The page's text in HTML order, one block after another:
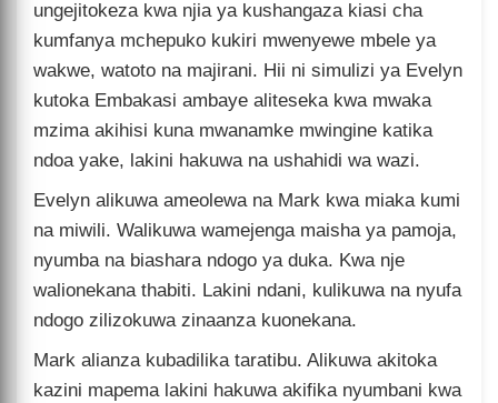
ungejitokeza kwa njia ya kushangaza kiasi cha
kumfanya mchepuko kukiri mwenyewe mbele ya
wakwe, watoto na majirani. Hii ni simulizi ya Evelyn
kutoka Embakasi ambaye aliteseka kwa mwaka
mzima akihisi kuna mwanamke mwingine katika
ndoa yake, lakini hakuwa na ushahidi wa wazi.
Evelyn alikuwa ameolewa na Mark kwa miaka kumi
na miwili. Walikuwa wamejenga maisha ya pamoja,
nyumba na biashara ndogo ya duka. Kwa nje
walionekana thabiti. Lakini ndani, kulikuwa na nyufa
ndogo zilizokuwa zinaanza kuonekana.
Mark alianza kubadilika taratibu. Alikuwa akitoka
kazini mapema lakini hakuwa akifika nyumbani kwa